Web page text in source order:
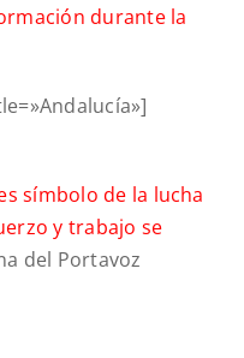
durante la
símbolo de la lucha
y trabajo se
del Portavoz